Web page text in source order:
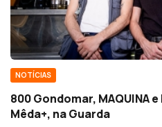
NOTÍCIAS
800 Gondomar, MAQUINA
Mêda+, na Guarda